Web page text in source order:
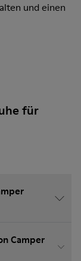
und einen
für
Camper